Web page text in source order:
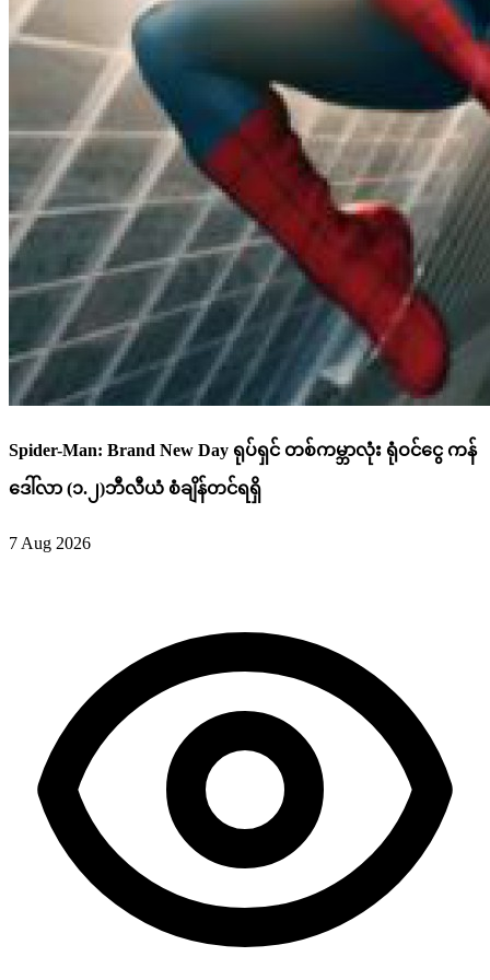
Spider-Man: Brand New Day ရုပ်ရှင် တစ်ကမ္ဘာလုံး ရုံဝင်ငွေ ကန်
ဒေါ်လာ (၁.၂)ဘီလီယံ စံချိန်တင်ရရှိ
7 Aug 2026